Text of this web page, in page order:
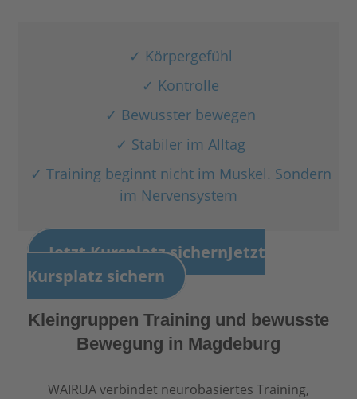
✓ Körpergefühl
✓ Kontrolle
✓ Bewusster bewegen
✓ Stabiler im Alltag
✓ Training beginnt nicht im Muskel. Sondern
im Nervensystem
Jetzt Kursplatz sichernJetzt
Kursplatz sichern
Kleingruppen Training und bewusste
Bewegung in Magdeburg
WAIRUA verbindet neurobasiertes Training,